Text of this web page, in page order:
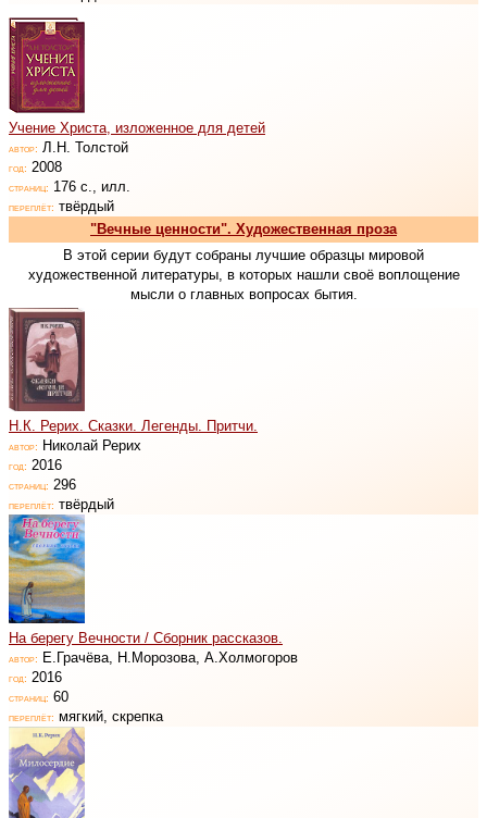
Учение Христа, изложенное для детей
автор: Л.Н. Толстой
год: 2008
страниц: 176 с., илл.
переплёт: твёрдый
"Вечные ценности". Художественная проза
В этой серии будут собраны лучшие образцы мировой
художественной литературы, в которых нашли своё воплощение
мысли о главных вопросах бытия.
Н.К. Рерих. Сказки. Легенды. Притчи.
автор: Николай Рерих
год: 2016
страниц: 296
переплёт: твёрдый
На берегу Вечности / Сборник рассказов.
автор: Е.Грачёва, Н.Морозова, А.Холмогоров
год: 2016
страниц: 60
переплёт: мягкий, скрепка